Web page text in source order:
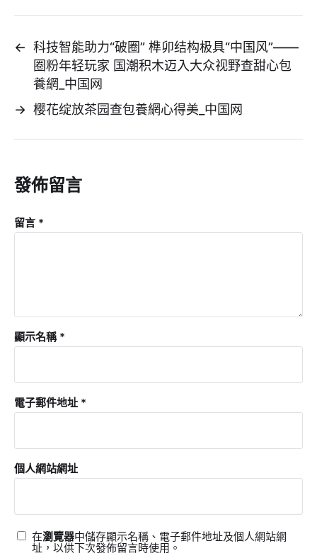
← 科技智能助力“破圈” 榫卯结构极具“中国风”——
圈粉年轻玩家 国潮积木迈入大众视野查甜心包
養網_中国网
→ 樱花绽放茶园查包養網心得美_中国网
發佈留言
留言 *
顯示名稱 *
電子郵件地址 *
個人網站網址
在瀏覽器中儲存顯示名稱、電子郵件地址及個人網站網
址，以供下次發佈留言時使用。